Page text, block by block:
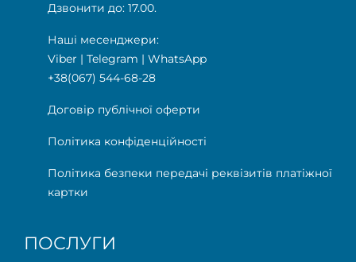
Дзвонити до: 17.00.
Наші месенджери:
Viber | Telegram | WhatsApp
+38(067) 544-68-28
Договір публічної оферти
Політика конфіденційності
Політика безпеки передачі реквізитів платіжної
картки
ПОСЛУГИ